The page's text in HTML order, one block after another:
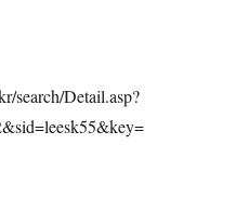
search/Detail.asp?